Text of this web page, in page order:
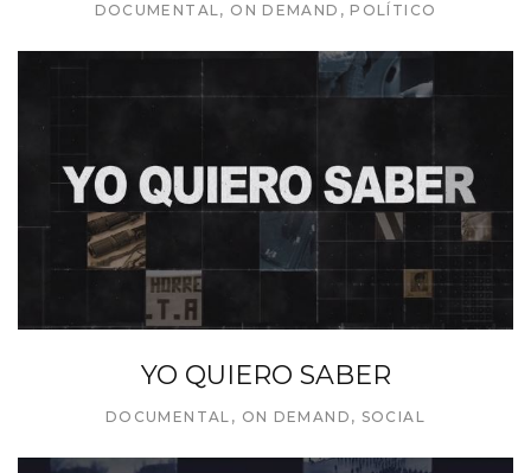
DOCUMENTAL, ON DEMAND , POLÍTICO
YO QUIERO SABER
DOCUMENTAL , ON DEMAND , SOCIAL